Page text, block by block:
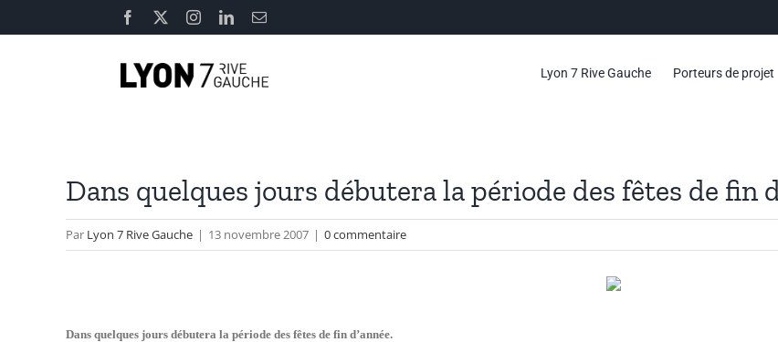
au
Facebook InstagramLinkedInEmail
Lyon 7 Rive Gauche Porteurs de projet
Dans quelques jours débutera la période des fêtes de fin
Par Lyon 7 Rive Gauche | 13 novembre 2007 | 0 commentaire
Dans quelques jours débutera la période des fêtes de fin d’année.